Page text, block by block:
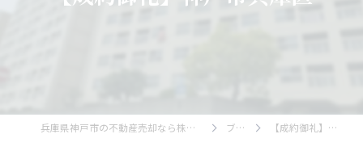
兵庫県神戸市の不動産売却なら株式会社Wing不動産流通 ブログ 【成約御礼】神戸市兵庫区